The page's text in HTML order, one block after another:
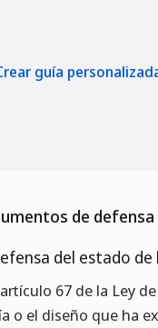
guía
de
del estado de
67 de la Ley
o el diseño que ha